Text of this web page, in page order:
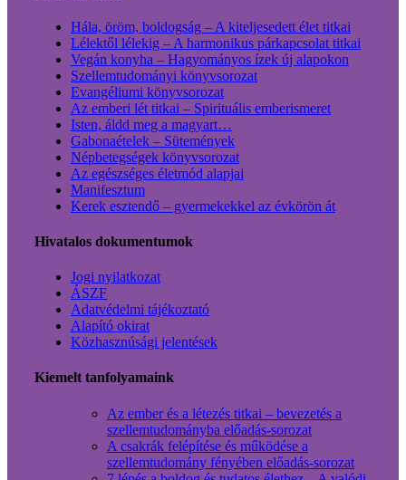
Hála, öröm, boldogság – A kiteljesedett élet titkai
Lélektől lélekig – A harmonikus párkapcsolat titkai
Vegán konyha – Hagyományos ízek új alapokon
Szellemtudományi könyvsorozat
Evangéliumi könyvsorozat
Az emberi lét titkai – Spirituális emberismeret
Isten, áldd meg a magyart…
Gabonaételek – Sütemények
Népbetegségek könyvsorozat
Az egészséges életmód alapjai
Manifesztum
Kerek esztendő – gyermekekkel az évkörön át
Hivatalos dokumentumok
Jogi nyilatkozat
ÁSZF
Adatvédelmi tájékoztató
Alapító okirat
Közhasznúsági jelentések
Kiemelt tanfolyamaink
Az ember és a létezés titkai – bevezetés a
szellemtudományba előadás-sorozat
A csakrák felépítése és működése a
szellemtudomány fényében előadás-sorozat